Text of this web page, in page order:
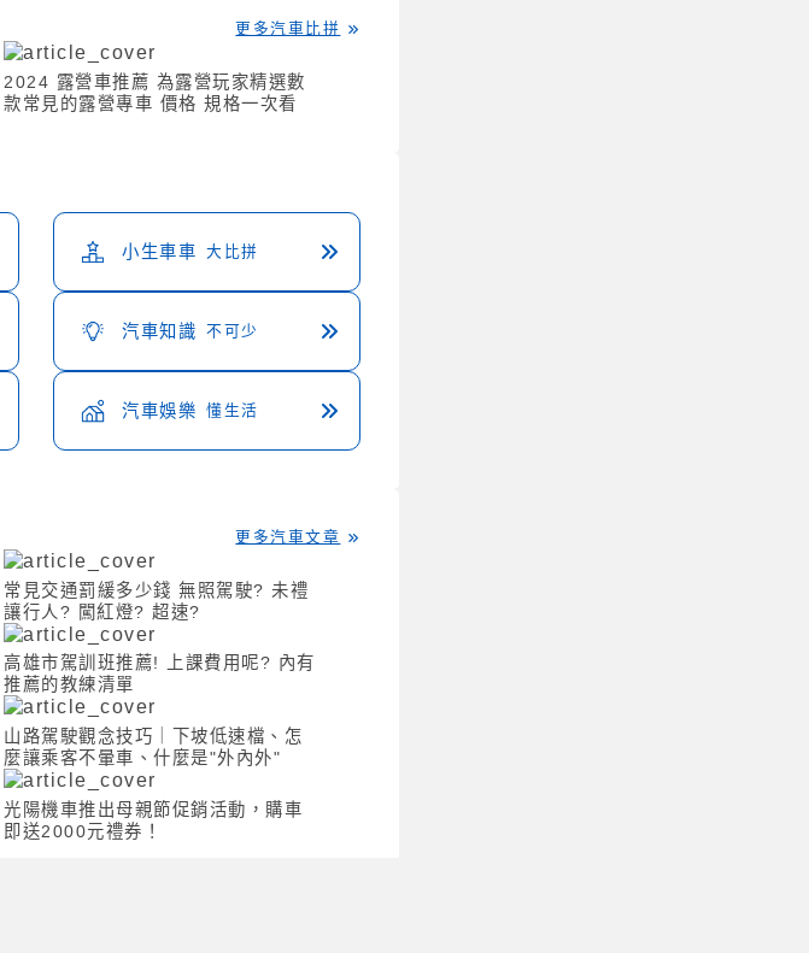
更多汽車比拼
2024 露營車推薦 為露營玩家精選數
款常見的露營專車 價格 規格一次看
小生車車 大比拼
汽車知識 不可少
汽車娛樂 懂生活
更多汽車文章
常見交通罰緩多少錢 無照駕駛? 未禮
讓行人? 闖紅燈? 超速?
高雄市駕訓班推薦! 上課費用呢? 內有
推薦的教練清單
山路駕駛觀念技巧｜下坡低速檔、怎
麼讓乘客不暈車、什麼是"外內外"
光陽機車推出母親節促銷活動，購車
即送2000元禮券！